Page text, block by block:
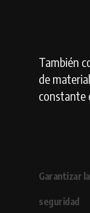
También
de
constante
Garantizar
seguridad